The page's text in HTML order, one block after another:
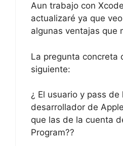
Aun trabajo con
actualizaré ya que
algunas ventajas que
La pregunta concreta
siguiente:
¿ El usuario y pass
desarrollador de
que las de la cuenta
Program??